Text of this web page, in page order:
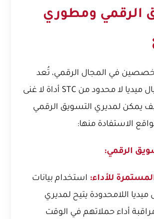
الرقمي ومطوري
في المجال الرقمي، تُعد
خدمة سوشيال ميديا لا محدود من STC أداة لا غنى
يمكن لمديري التسويق الرقمي
الاستفادة منها:
الرقمي:
للأداء: استخدام بيانات
اللامحدودة يتيح لمديري
أداء حملاتهم في الوقت